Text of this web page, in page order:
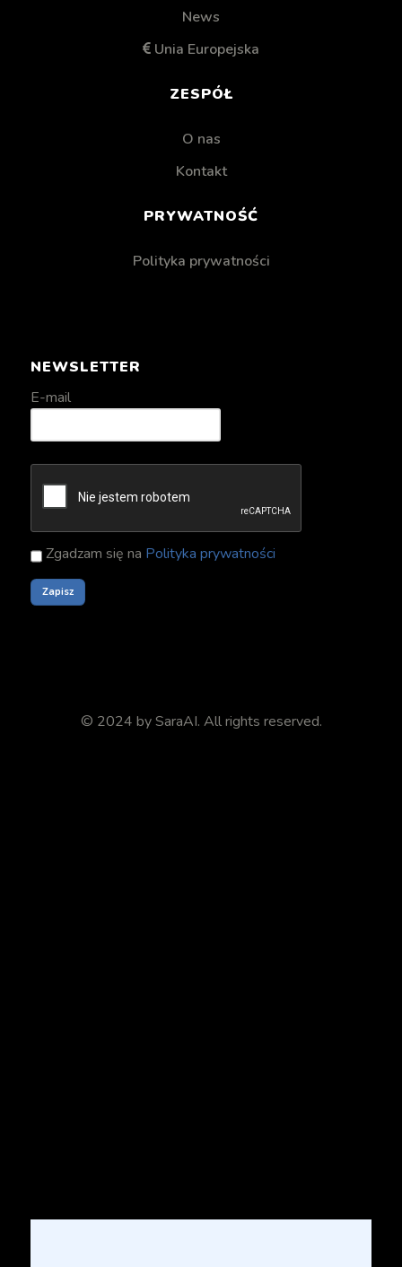
News
Unia Europejska
ZESPÓŁ
O nas
Kontakt
PRYWATNOŚĆ
Polityka prywatności
NEWSLETTER
E-mail
Zgadzam się na Polityka prywatności
© 2024 bySaraAI. All rights reserved.